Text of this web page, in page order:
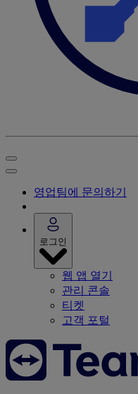
영업팀에 문의하기
로그인
웹 앱 열기
관리 콘솔
티켓
고객 포털